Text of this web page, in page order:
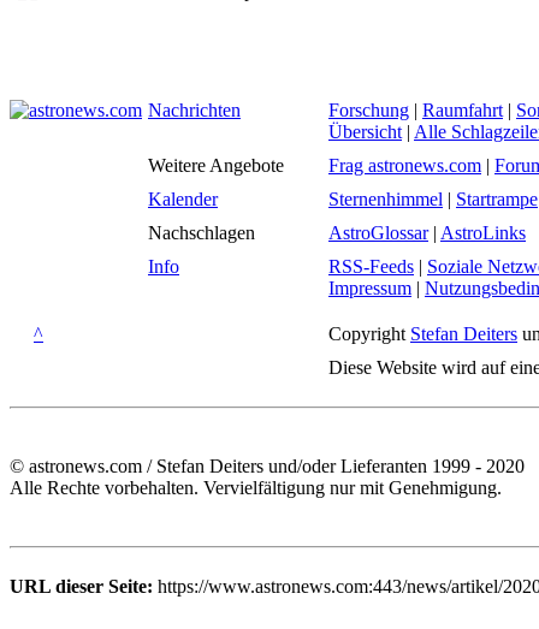
Nachrichten Forschung | Raumfahrt |
Übersicht | Alle
Weitere Angebote
Frag astronews.com |
Kalender
Sternenhimmel | Startrampe
Nachschlagen
AstroGlossar| AstroLinks
Info
RSS-Feeds | Soziale
Impressum |
^ Copyright Stefan Deiters
Diese Website wird auf
© astronews.com / Stefan Deiters und/oder Lieferanten 1999 - 2020
Alle Rechte vorbehalten. Vervielfältigung nur mit Genehmigung.
URL dieser Seite: https://www.astronews.com:443/news/artikel/